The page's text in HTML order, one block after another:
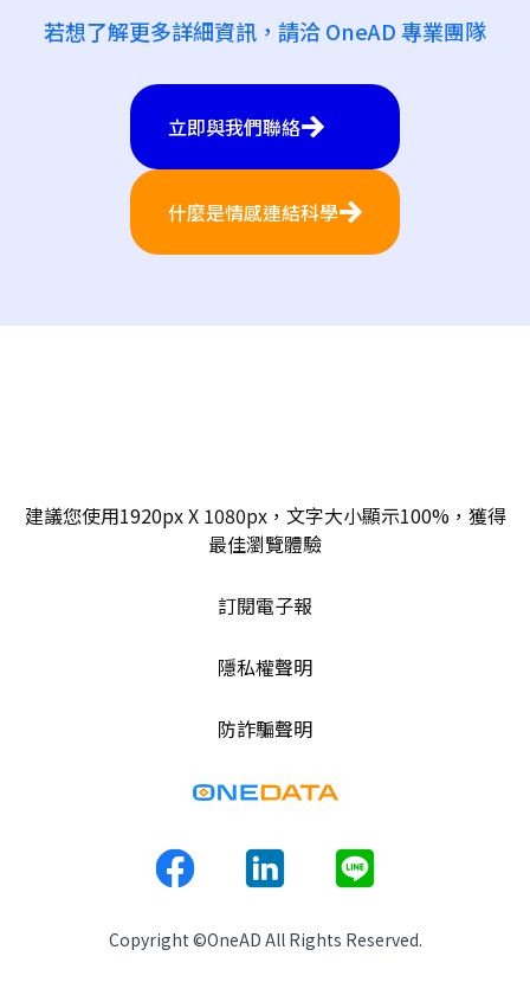
若想了解更多詳細資訊，請洽 OneAD 專業團隊
立即與我們聯絡
什麼是情感連結科學
建議您使用1920px X 1080px，文字大小顯示100%，獲得
最佳瀏覽體驗
訂閱電子報
隱私權聲明
防詐騙聲明
Copyright ©OneAD All Rights Reserved.